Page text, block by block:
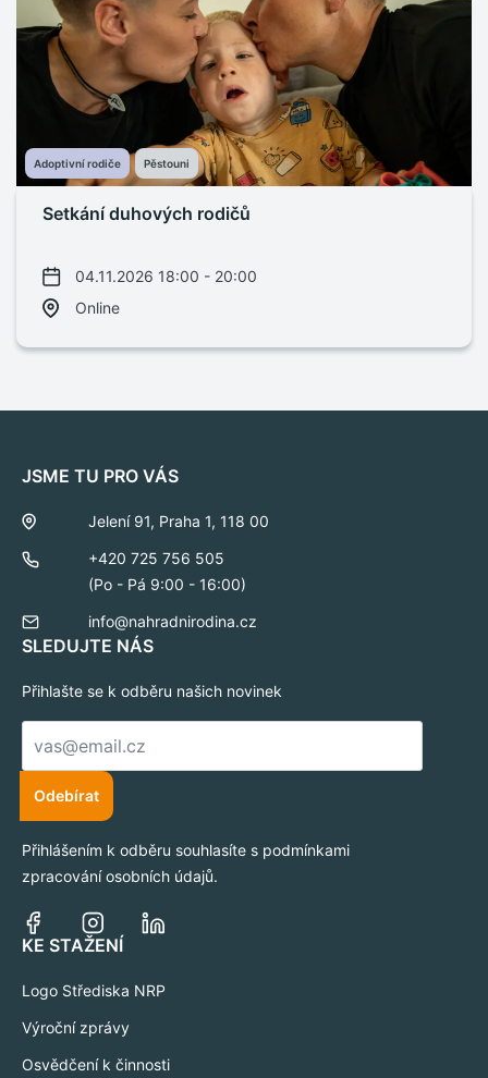
Adoptivní rodiče Pěstouni
Setkání duhových rodičů
04.11.2026 18:00 - 20:00
Online
JSME TU PRO VÁS
Jelení 91, Praha 1, 118 00
+420 725 756 505
(Po - Pá 9:00 - 16:00)
info@nahradnirodina.cz
SLEDUJTE NÁS
Přihlašte se k odběru našich novinek
E-
mail
Odebírat
Přihlášením k odběru souhlasíte s podmínkami
zpracování osobních údajů.
KE STAŽENÍ
Logo Střediska NRP
Výroční zprávy
Osvědčení k činnosti